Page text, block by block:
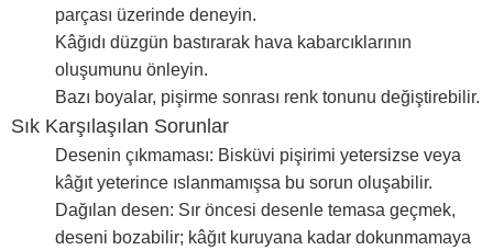
parçası üzerinde deneyin.
Kâğıdı düzgün bastırarak hava kabarcıklarının
oluşumunu önleyin.
Bazı boyalar, pişirme sonrası renk tonunu değiştirebilir.
Sık Karşılaşılan Sorunlar
Desenin çıkmaması: Bisküvi pişirimi yetersizse veya
kâğıt yeterince ıslanmamışsa bu sorun oluşabilir.
Dağılan desen: Sır öncesi desenle temasa geçmek,
deseni bozabilir; kâğıt kuruyana kadar dokunmamaya